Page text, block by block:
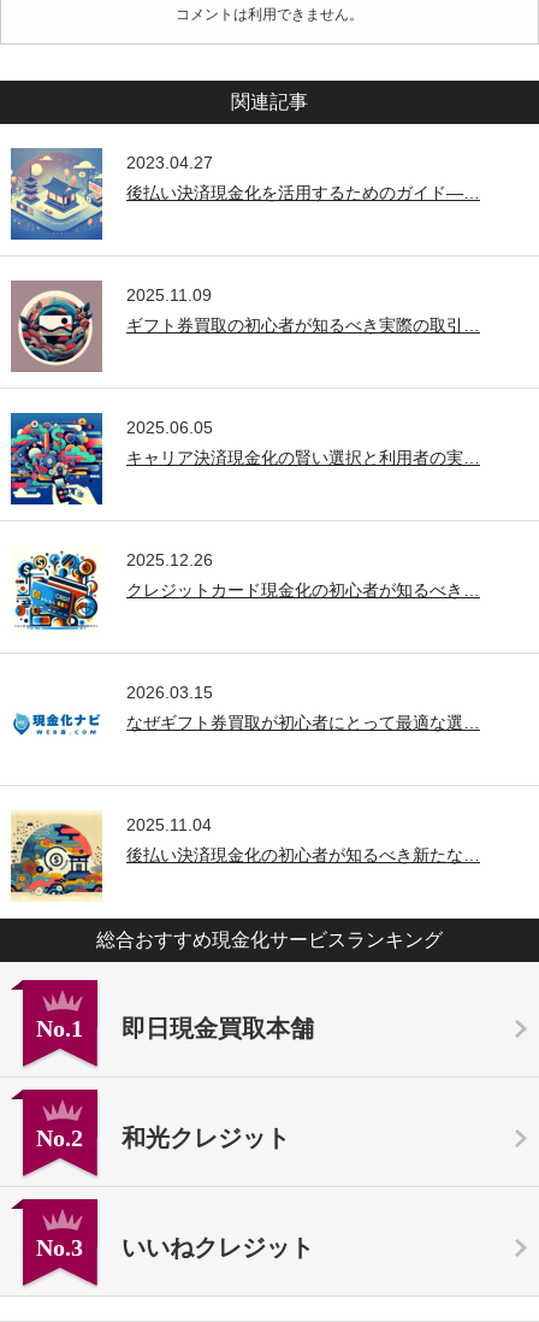
コメントは利用できません。
関連記事
2023.04.27
後払い決済現金化を活用するためのガイド—…
2025.11.09
ギフト券買取の初心者が知るべき実際の取引…
2025.06.05
キャリア決済現金化の賢い選択と利用者の実…
2025.12.26
クレジットカード現金化の初心者が知るべき…
2026.03.15
なぜギフト券買取が初心者にとって最適な選…
2025.11.04
後払い決済現金化の初心者が知るべき新たな…
総合おすすめ現金化サービスランキング
No.1 即日現金買取本舗
No.2 和光クレジット
No.3 いいねクレジット